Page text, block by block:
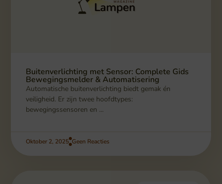
Buitenverlichting met Sensor: Complete Gids
Bewegingsmelder & Automatisering
Automatische buitenverlichting biedt gemak én
veiligheid. Er zijn twee hoofdtypes:
bewegingssensoren en ...
Oktober 2, 2025 Geen Reacties